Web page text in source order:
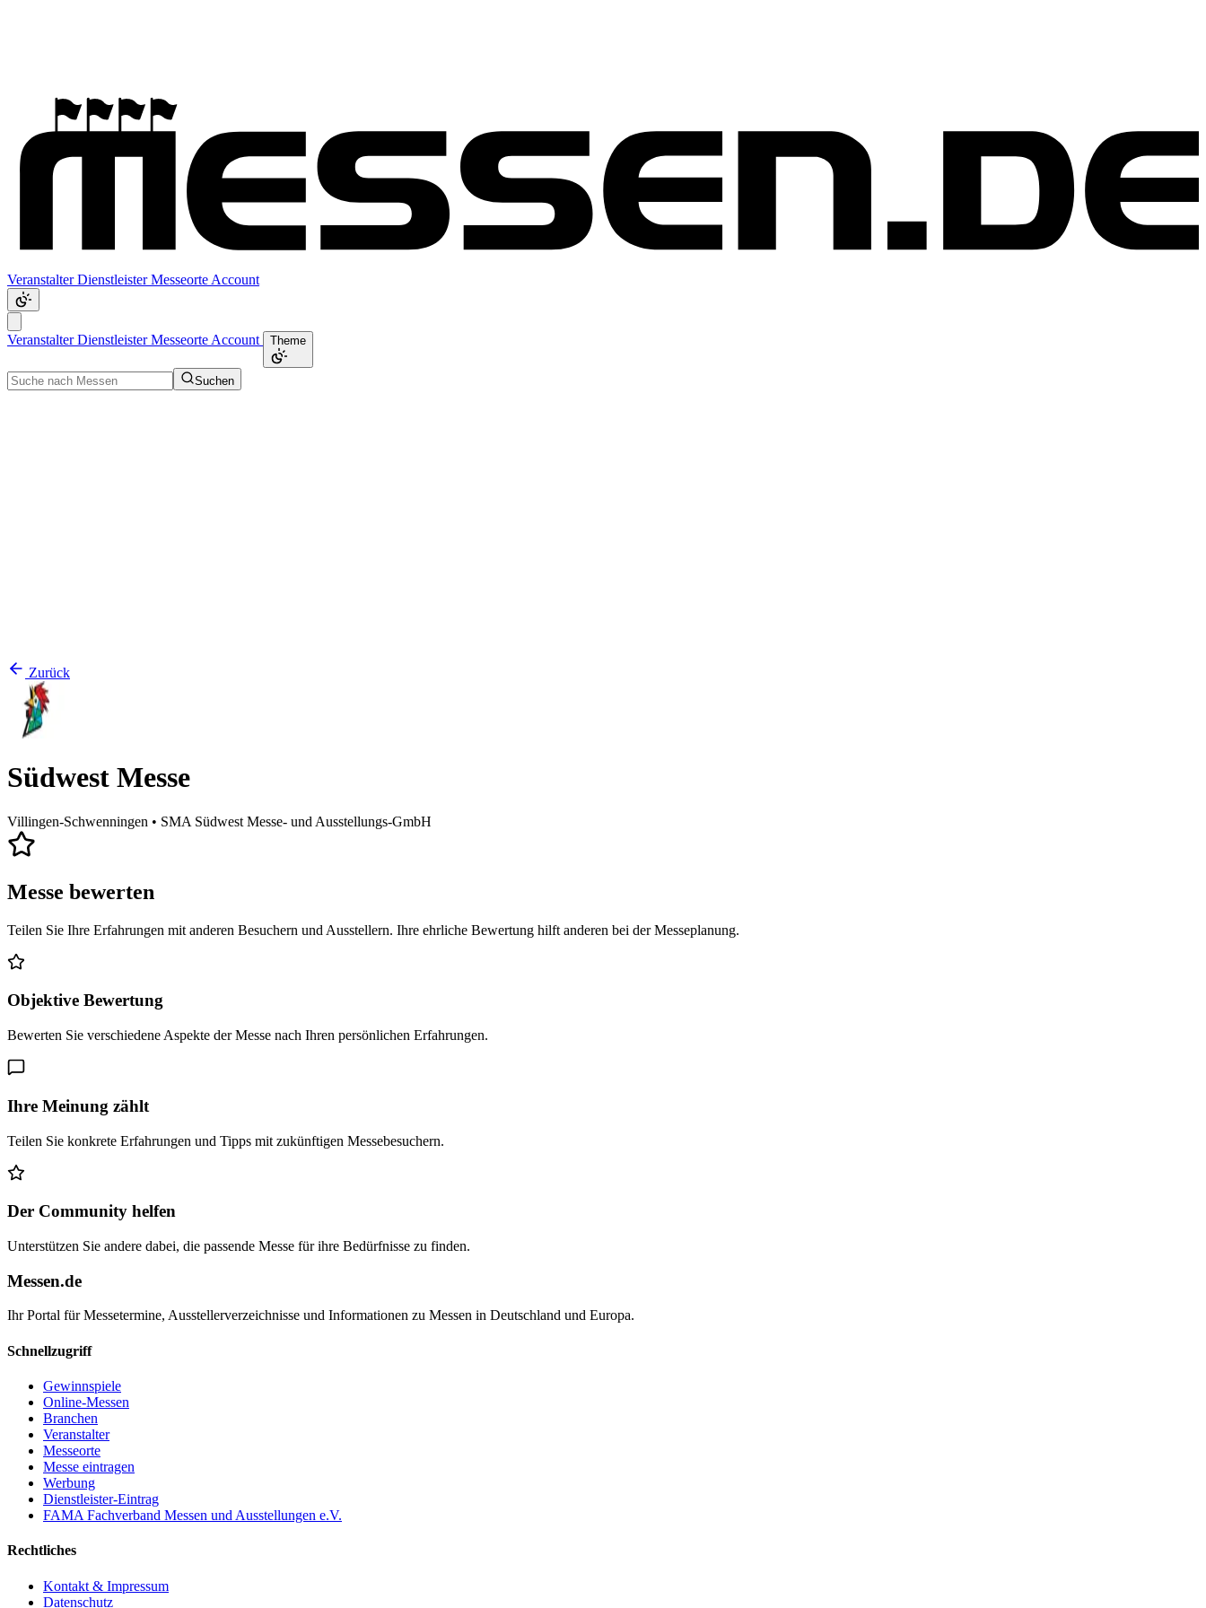
VeranstalterDienstleisterMesseorte Account
VeranstalterDienstleisterMesseorte Account Theme
Suchen
Zurück
Südwest Messe
Villingen-Schwenningen • SMA Südwest Messe- und Ausstellungs-GmbH
Messe bewerten
Teilen Sie Ihre Erfahrungen mit anderen Besuchern und Ausstellern. Ihre ehrliche Bewertung hilft anderen bei der Messeplanung.
Objektive Bewertung
Bewerten Sie verschiedene Aspekte der Messe nach Ihren persönlichen Erfahrungen.
Ihre Meinung zählt
Teilen Sie konkrete Erfahrungen und Tipps mit zukünftigen Messebesuchern.
Der Community helfen
Unterstützen Sie andere dabei, die passende Messe für ihre Bedürfnisse zu finden.
Messen.de
Ihr Portal für Messetermine, Ausstellerverzeichnisse und Informationen zu Messen in Deutschland und Europa.
Schnellzugriff
Gewinnspiele
Online-Messen
Branchen
Veranstalter
Messeorte
Messe eintragen
Werbung
Dienstleister-Eintrag
FAMA Fachverband Messen und Ausstellungen e.V.
Rechtliches
Kontakt & Impressum
Datenschutz